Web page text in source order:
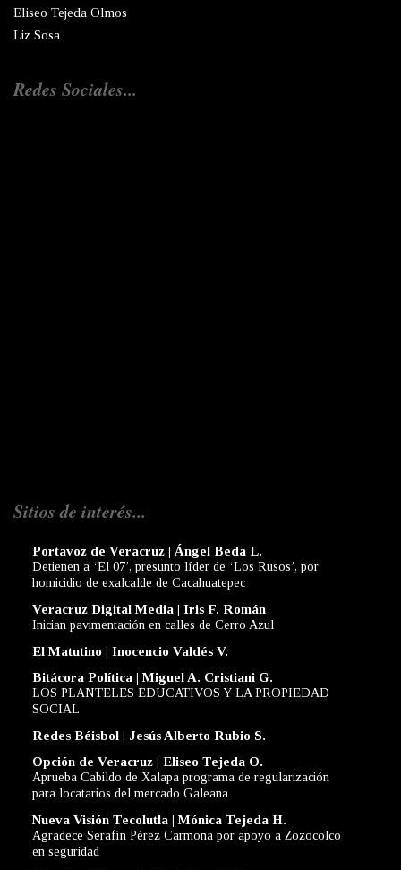
Eliseo Tejeda Olmos
Liz Sosa
Redes Sociales...
Sitios de interés...
Portavoz de Veracruz | Ángel Beda L.
Detienen a ‘El 07’, presunto líder de ‘Los Rusos’, por
homicidio de exalcalde de Cacahuatepec
Veracruz Digital Media | Iris F. Román
Inician pavimentación en calles de Cerro Azul
El Matutino | Inocencio Valdés V.
Bitácora Política | Miguel A. Cristiani G.
LOS PLANTELES EDUCATIVOS Y LA PROPIEDAD
SOCIAL
Redes Béisbol | Jesús Alberto Rubio S.
Opción de Veracruz | Eliseo Tejeda O.
Aprueba Cabildo de Xalapa programa de regularización
para locatarios del mercado Galeana
Nueva Visión Tecolutla | Mónica Tejeda H.
Agradece Serafín Pérez Carmona por apoyo a Zozocolco
en seguridad